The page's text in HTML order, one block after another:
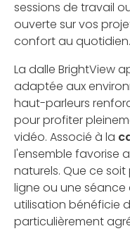
sessions de travail
ouverte sur vos
confort au quotidien.
La dalle BrightView
adaptée aux
haut-parleurs
pour profiter
vidéo. Associé à la
l'ensemble favorise
naturels. Que ce
ligne ou une
utilisation bénéficie
particulièrement